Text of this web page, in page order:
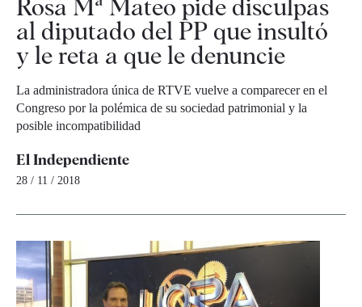
Rosa Mª Mateo pide disculpas
al diputado del PP que insultó
y le reta a que le denuncie
La administradora única de RTVE vuelve a comparecer en el
Congreso por la polémica de su sociedad patrimonial y la
posible incompatibilidad
El Independiente
28 / 11 / 2018